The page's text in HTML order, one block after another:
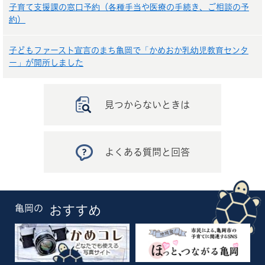
子育て支援課の窓口予約（各種手当や医療の手続き、ご相談の予
約）
子どもファースト宣言のまち亀岡で「かめおか乳幼児教育センタ
ー」が開所しました
見つからないときは
よくある質問と回答
亀岡の おすすめ